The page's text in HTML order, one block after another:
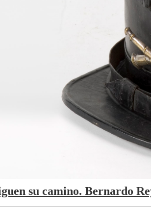
su camino. Bernardo